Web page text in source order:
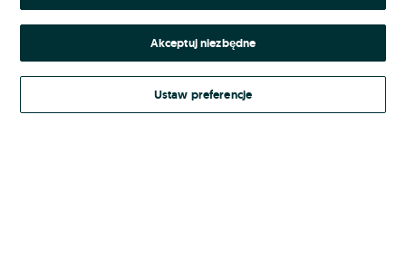
Zaloguj się
Kontynuując za pośrednictwem jednego z dostawców wskazanych powyżej,
Regulamin serwisuOLX.pl w jego aktualnym brzmieniu.
Akceptuj niezbędne
Ustaw preferencje